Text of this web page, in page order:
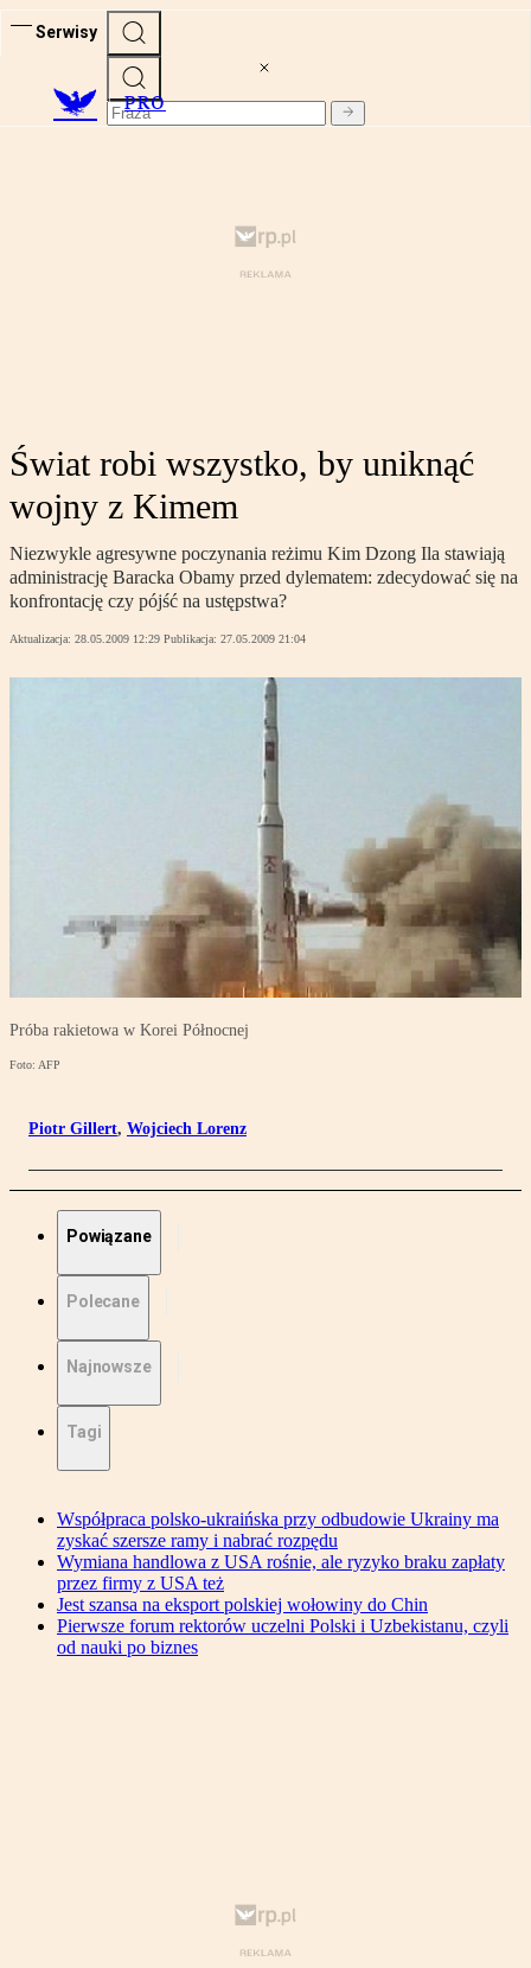
Serwisy
PRO
Świat robi wszystko, by uniknąć
wojny z Kimem
Niezwykle agresywne poczynania reżimu Kim Dzong Ila stawiają
administrację Baracka Obamy przed dylematem: zdecydować się na
konfrontację czy pójść na ustępstwa?
Aktualizacja: 28.05.2009 12:29 Publikacja: 27.05.2009 21:04
Próba rakietowa w Korei Północnej
Foto: AFP
Piotr Gillert, Wojciech Lorenz
Powiązane
Polecane
Najnowsze
Tagi
Współpraca polsko-ukraińska przy odbudowie Ukrainy ma
zyskać szersze ramy i nabrać rozpędu
Wymiana handlowa z USA rośnie, ale ryzyko braku zapłaty
przez firmy z USA też
Jest szansa na eksport polskiej wołowiny do Chin
Pierwsze forum rektorów uczelni Polski i Uzbekistanu, czyli
od nauki po biznes